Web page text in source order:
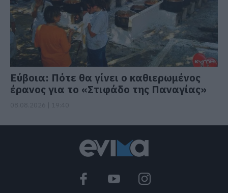
Εύβοια: Πότε θα γίνει ο καθιερωμένος
έρανος για το «Στιφάδο της Παναγίας»